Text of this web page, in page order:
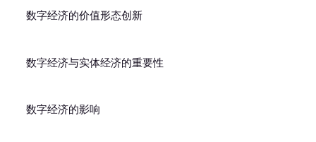
数字经济的价值形态创新
数字经济与实体经济的重要性
数字经济的影响